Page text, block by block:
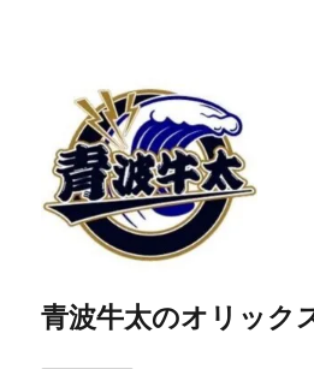
青波牛太のオリック